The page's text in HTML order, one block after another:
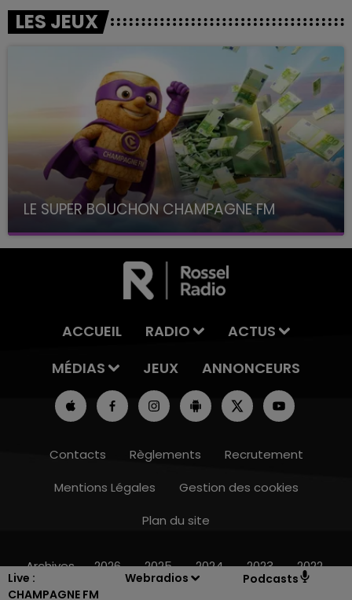
Live :
CHAMPAGNE FM
Webradios Podcasts
15h00 - 19h00
LES JEUX
LE SUPER BOUCHON CHAMPAGNE FM
avec La Famille Champagne FM, à 8H10
ACCUEIL RADIO
ACTUS
MÉDIAS
JEUX ANNONCEURS
Contacts Règlements
Recrutement
Mentions Légales
Gestion des cookies
Plan du site
Archives 2026 2025 2024 2023 2022